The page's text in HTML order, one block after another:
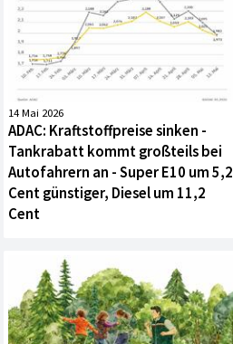
14 Mai 2026
ADAC: Kraftstoffpreise sinken -
Tankrabatt kommt großteils bei
Autofahrern an - Super E10 um 5,2
Cent günstiger, Diesel um 11,2
Cent